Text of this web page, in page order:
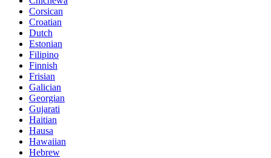
Corsican
Croatian
Dutch
Estonian
Filipino
Finnish
Frisian
Galician
Georgian
Gujarati
Haitian
Hausa
Hawaiian
Hebrew